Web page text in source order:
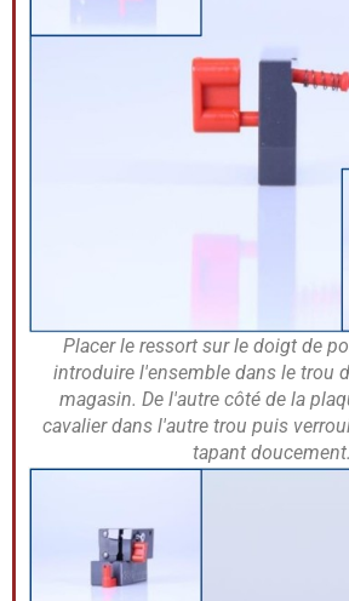
Placer le ressort sur le doigt de
introduire l'ensemble dans le trou
magasin. De l'autre côté de la
cavalier dans l'autre trou puis
tapant doucement.